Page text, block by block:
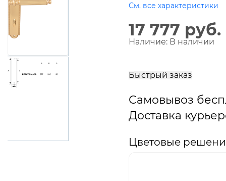
См. все характеристики
17 777 руб.
Наличие: В наличии
Быстрый заказ
Самовывоз
Доставка
Цветовые